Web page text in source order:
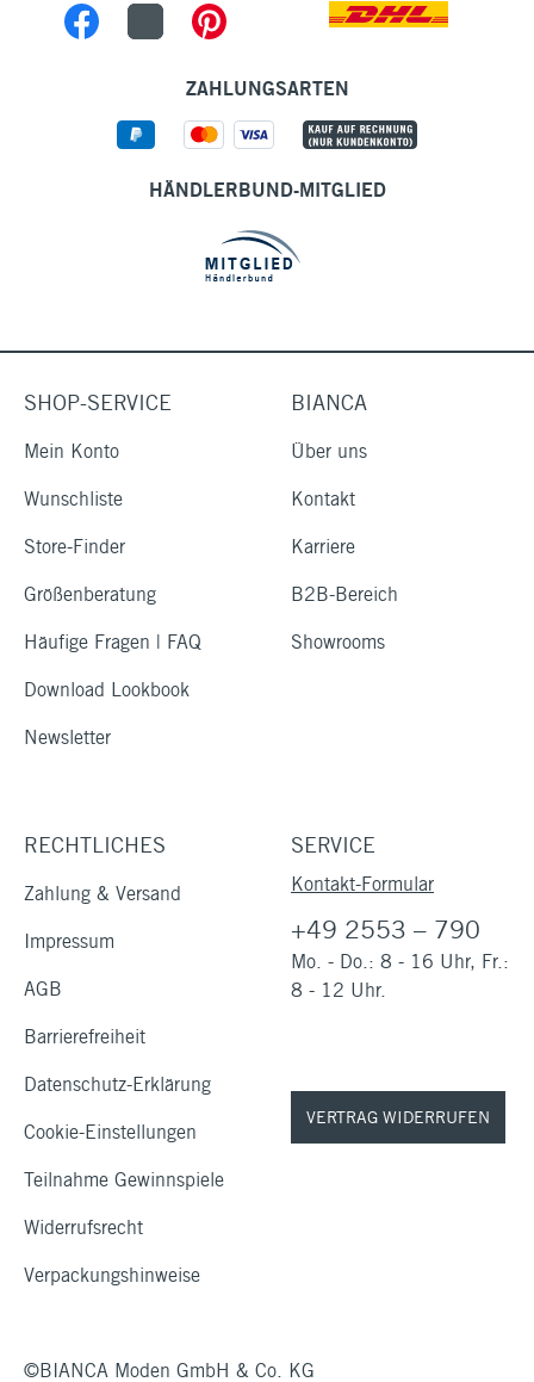
ZAHLUNGSARTEN
HÄNDLERBUND-MITGLIED
SHOP-SERVICE
Mein Konto
Wunschliste
Store-Finder
Größenberatung
Häufige Fragen | FAQ
Download Lookbook
Newsletter
BIANCA
Über uns
Kontakt
Karriere
B2B-Bereich
Showrooms
RECHTLICHES
Zahlung & Versand
Impressum
AGB
Barrierefreiheit
Datenschutz-Erklärung
Cookie-Einstellungen
Teilnahme Gewinnspiele
Widerrufsrecht
Verpackungshinweise
SERVICE
Kontakt-Formular
+49 2553 – 790
Mo. - Do.: 8 - 16 Uhr, Fr.:
8 - 12 Uhr.
VERTRAG WIDERRUFEN
©BIANCA Moden GmbH & Co. KG